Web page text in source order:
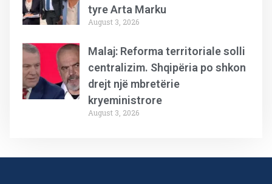
tyre Arta Marku
August 3, 2026
Malaj: Reforma territoriale solli
centralizim. Shqipëria po shkon
drejt një mbretërie
kryeministrore
August 3, 2026